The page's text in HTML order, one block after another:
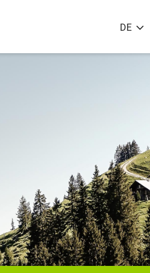
DE